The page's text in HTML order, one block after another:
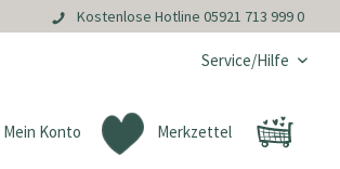
Kostenlose Hotline 05921 713 999 0
Service/Hilfe
Merkzettel
Mein Konto